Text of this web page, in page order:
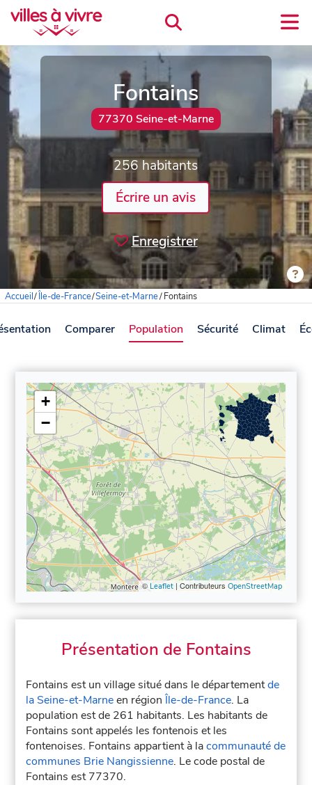
Fontains
77370 Seine-et-Marne
256 habitants
Écrire un avis
Enregistrer
Accueil/Île-de-France/Seine-et-Marne/Fontains
Comparer Population Sécurité Climat
+
−
© Leaflet| Contributeurs OpenStreetMap
Présentation de Fontains
Fontains est un village situé dans le départementde
la Seine-et-Marneen régionÎle-de-France. La
population est de 261 habitants. Les habitants de
Fontains sont appelés les fontenois et les
fontenoises. Fontains appartient à lacommunauté de
communes Brie Nangissienne. Le code postal de
Fontains est 77370.